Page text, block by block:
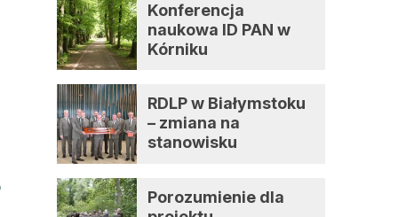
Konferencja
naukowa ID PAN w
Kórniku
RDLP w Białymstoku
– zmiana na
stanowisku
Porozumienie dla